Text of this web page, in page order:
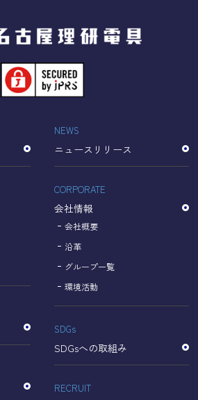
いサービスの提供、またユーザビリ
アナリティクスを使用し、当サ
データ収集及び解析を行っておりま
」を通じて、Googleがお客様のIPア
集する場合がありますが、
る情報は個人を特定できるものでは
のプライバシーポリシーにおい
用をもって、上述の方法・目的にお
トが行うデータ処理に関し、お客様
ーポリシー】
privacy?hl=ja
technologies/partner-sites?
るお問い合わせ窓口
社
NEWS
ニュースリリース
CORPORATE
会社情報
会社概要
沿革
グループ一覧
環境活動
SDGs
SDGsへの取組み
RECRUIT